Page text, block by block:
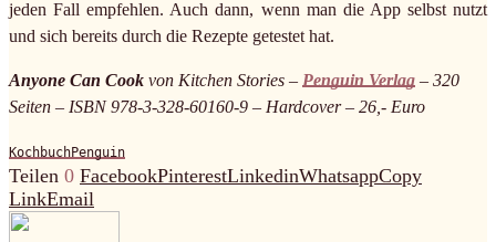
jeden Fall empfehlen. Auch dann, wenn man die App selbst nutzt
und sich bereits durch die Rezepte getestet hat.
Anyone Can Cook von Kitchen Stories – Penguin Verlag – 320
Seiten – ISBN 978-3-328-60160-9 – Hardcover – 26,- Euro
KochbuchPenguin
Teilen 0 FacebookPinterestLinkedinWhatsappCopy
LinkEmail